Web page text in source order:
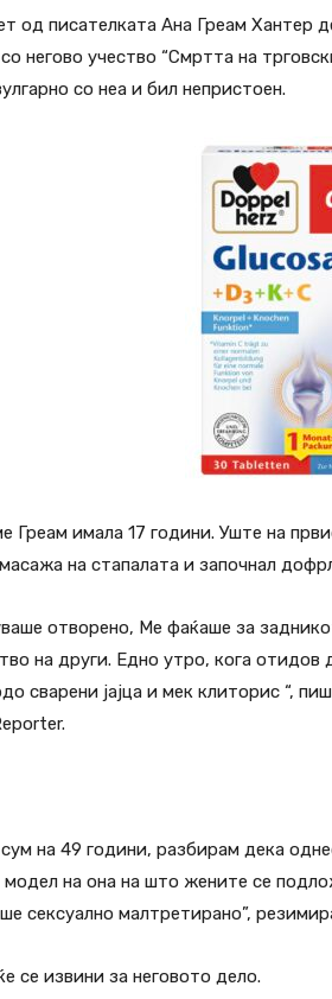
од писателката Ана Греам Хантер
негово учество “Смртта на
со неа и бил непристоен.
Греам имала 17 години. Уште на
на стапалата и започнал
отворено, Ме фаќаше за
на други. Едно утро, кога отидов
сварени јајца и мек клиторис “,
на 49 години, разбирам дека
на она на што жените се
сексуално малтретирано”,
се извини за неговото дело.